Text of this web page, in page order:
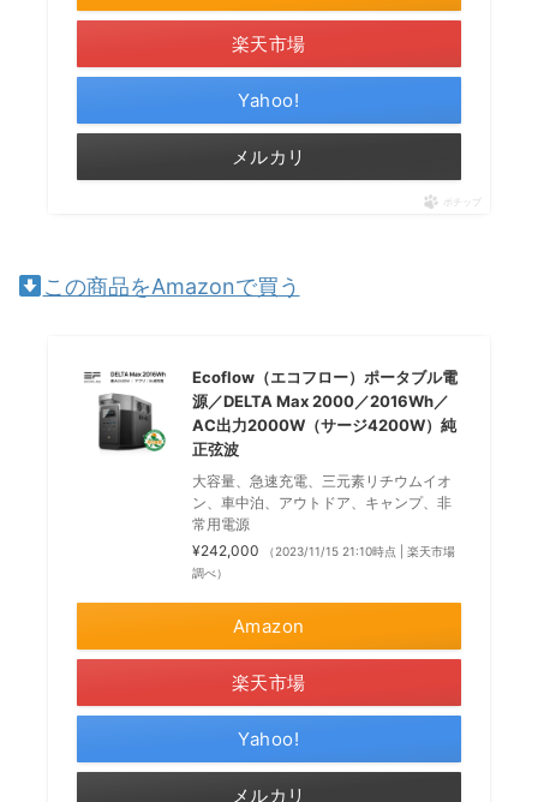
楽天市場
Yahoo!
メルカリ
ポチップ
この商品をAmazonで買う
Ecoflow（エコフロー）ポータブル電
源／DELTA Max 2000／2016Wh／
AC出力2000W（サージ4200W）純
正弦波
大容量、急速充電、三元素リチウムイオ
ン、車中泊、アウトドア、キャンプ、非
常用電源
¥242,000
（2023/11/15 21:10時点 | 楽天市場
調べ）
Amazon
楽天市場
Yahoo!
メルカリ